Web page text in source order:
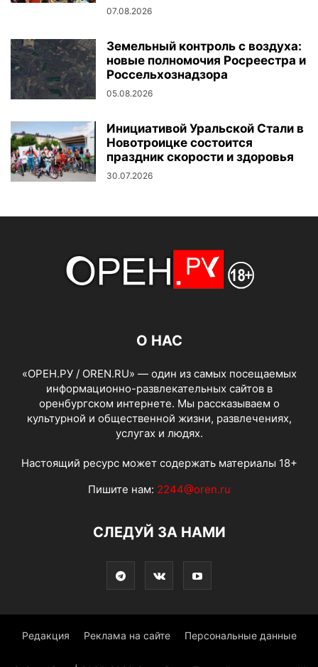
07.08.2026
Земельный контроль с воздуха:
новые полномочия Росреестра и
Россельхознадзора
05.08.2026
Инициативой Уральской Стали в
Новотроицке состоится
праздник скорости и здоровья
30.07.2026
О НАС
«ОРЕН.РУ / OREN.RU» — один из самых посещаемых
информационно-развлекательных сайтов в
оренбургском интернете. Мы рассказываем о
культурной и общественной жизни, развлечениях,
услугах и людях.
Настоящий ресурс может содержать материалы 18+
Пишите нам: 2244@oren.ru
СЛЕДУЙ ЗА НАМИ
Редакция Реклама на сайте Персональные данные